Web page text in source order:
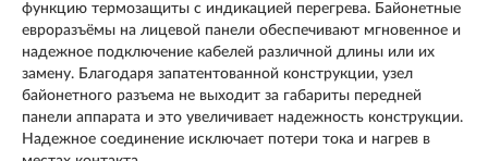
функцию термозащиты с индикацией перегрева. Байонетные
евроразъёмы на лицевой панели обеспечивают мгновенное и
надежное подключение кабелей различной длины или их
замену. Благодаря запатентованной конструкции, узел
байонетного разъема не выходит за габариты передней
панели аппарата и это увеличивает надежность конструкции.
Надежное соединение исключает потери тока и нагрев в